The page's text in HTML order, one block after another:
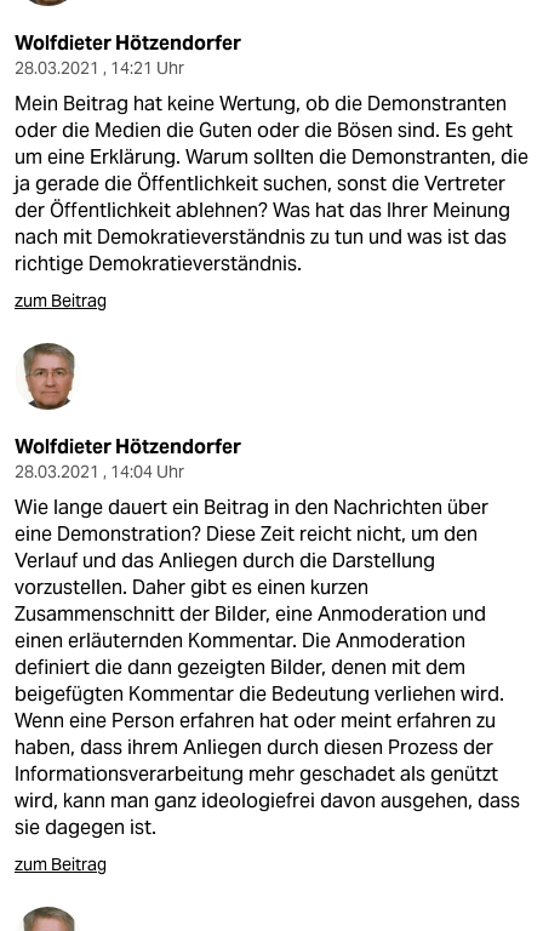
Wolfdieter Hötzendorfer
28.03.2021 , 14:21 Uhr
Mein Beitrag hat keine Wertung, ob die Demonstranten
oder die Medien die Guten oder die Bösen sind. Es geht
um eine Erklärung. Warum sollten die Demonstranten, die
ja gerade die Öffentlichkeit suchen, sonst die Vertreter
der Öffentlichkeit ablehnen? Was hat das Ihrer Meinung
nach mit Demokratieverständnis zu tun und was ist das
richtige Demokratieverständnis.
zum Beitrag
Wolfdieter Hötzendorfer
28.03.2021 , 14:04 Uhr
Wie lange dauert ein Beitrag in den Nachrichten über
eine Demonstration? Diese Zeit reicht nicht, um den
Verlauf und das Anliegen durch die Darstellung
vorzustellen. Daher gibt es einen kurzen
Zusammenschnitt der Bilder, eine Anmoderation und
einen erläuternden Kommentar. Die Anmoderation
definiert die dann gezeigten Bilder, denen mit dem
beigefügten Kommentar die Bedeutung verliehen wird.
Wenn eine Person erfahren hat oder meint erfahren zu
haben, dass ihrem Anliegen durch diesen Prozess der
Informationsverarbeitung mehr geschadet als genützt
wird, kann man ganz ideologiefrei davon ausgehen, dass
sie dagegen ist.
zum Beitrag